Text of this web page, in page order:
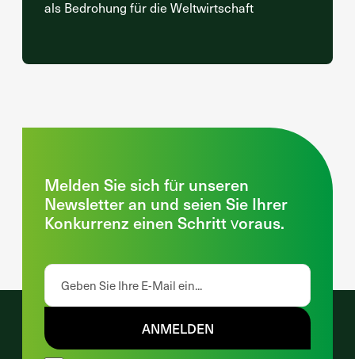
als Bedrohung für die Weltwirtschaft
Melden Sie sich für unseren
Newsletter an und seien Sie Ihrer
Konkurrenz einen Schritt voraus.
ANMELDEN